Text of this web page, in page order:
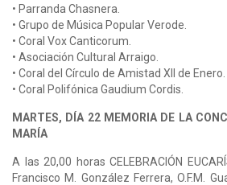
• Parranda Chasnera.
• Grupo de Música Popular Verode.
• Coral Vox Canticorum.
• Asociación Cultural Arraigo.
• Coral del Círculo de Amistad XII de Enero.
• Coral Polifónica Gaudium Cordis.
MARTES, DÍA 22 MEMORIA DE LA
MARÍA
A las 20,00 horas CELEBRACIÓN
Francisco M. González Ferrera, O.F.M.